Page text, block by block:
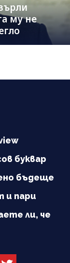
му не
буквар
бъдеще
и пари
ли, че